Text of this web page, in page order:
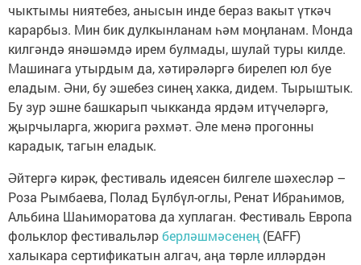
чыктымы ниятебез, анысын инде бераз вакыт үткәч
карарбыз. Мин бик дулкынланам һәм моңланам. Монда
килгәндә янәшәмдә ирем булмады, шулай туры килде.
Машинага утырдым да, хәтирәләргә бирелеп юл буе
еладым. Әни, бу эшебез синең хакка, дидем. Тырыштык.
Бу зур эшне башкарып чыкканда ярдәм итүчеләргә,
җырчыларга, жюрига рәхмәт. Әле менә прогонны
карадык, тагын еладык.
Әйтергә кирәк, фестиваль идеясен билгеле шәхесләр –
Роза Рымбаева, Полад Бүлбүл-оглы, Ренат Ибраһимов,
Альбина Шаһиморатова да хуплаган. Фестиваль Европа
фольклор фестивальләрберләшмәсенең (EAFF)
халыкара сертификатын алгач, аңа төрле илләрдән